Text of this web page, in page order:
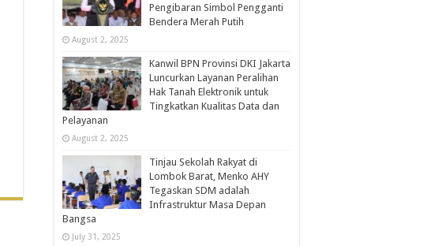
Pengibaran Simbol Pengganti
Bendera Merah Putih
August 2, 2025
Kanwil BPN Provinsi DKI Jakarta
Luncurkan Layanan Peralihan
Hak Tanah Elektronik untuk
Tingkatkan Kualitas Data dan
Pelayanan
August 2, 2025
Tinjau Sekolah Rakyat di
Lombok Barat, Menko AHY
Tegaskan SDM adalah
Infrastruktur Masa Depan
Bangsa
July 31, 2025